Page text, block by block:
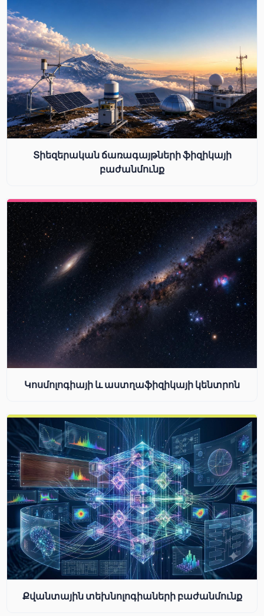
Տիեզերական ճառագայթների ֆիզիկայի
բաժանմունք
Կոսմոլոգիայի և աստղաֆիզիկայի կենտրոն
Քվանտային տեխնոլոգիաների բաժանմունք